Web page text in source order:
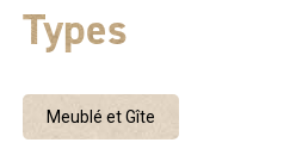
Types
Meublé et Gîte